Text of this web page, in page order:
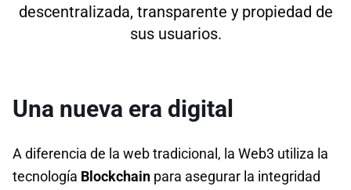
descentralizada, transparente y propiedad de
sus usuarios.
Una nueva era digital
A diferencia de la web tradicional, la Web3 utiliza la
tecnología Blockchain para asegurar la integridad